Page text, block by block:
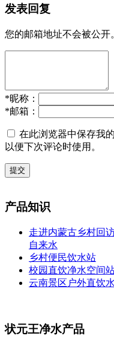
发表回复
您的邮箱地址不会被公开
*昵称：
*邮箱：
在此浏览器中保存我
以便下次评论时使用。
提交
产品知识
走进内蒙古乡村回
自来水
乡村便民饮水站
校园直饮净水空间
云南景区户外直饮
状元王净水产品